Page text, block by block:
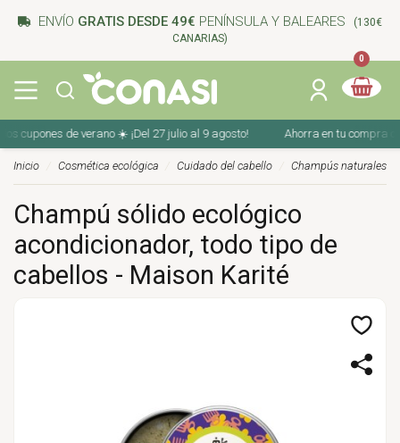
ENVÍO GRATIS DESDE 49€ PENÍNSULA Y BALEARES
(130€
CANARIAS)
0
cupones de verano ☀️ ¡Del 27 julio al 9 agosto! Ahorra en tu compra
Inicio Cosmética ecológica Cuidado del cabello Champús naturales y
Champú sólido ecológico
acondicionador, todo tipo de
cabellos - Maison Karité